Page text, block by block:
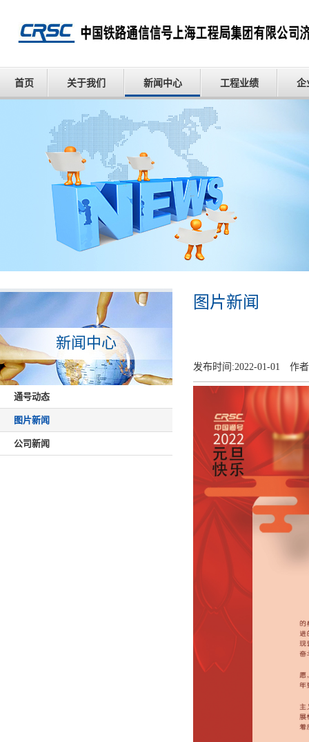
首页 关于我们 新闻中心 工程业绩 企
新闻中心
通号动态
图片新闻
公司新闻
图片新闻
发布时间:2022-01-01 作